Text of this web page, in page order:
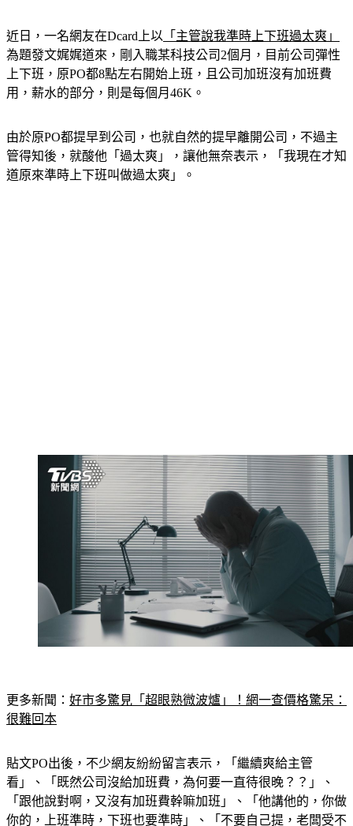
近日，一名網友在Dcard上以 「主管說我準時上下班過太爽」
為題發文娓娓道來，剛入職某科技公司2個月，目前公司彈性
上下班，原PO都8點左右開始上班，且公司加班沒有加班費
用，薪水的部分，則是每個月46K。
由於原PO都提早到公司，也就自然的提早離開公司，不過主
管得知後，就酸他「過太爽」，讓他無奈表示，「我現在才知
道原來準時上下班叫做過太爽」。
更多新聞： 好市多驚見「超眼熟微波爐」！網一查價格驚呆：
很難回本
貼文PO出後，不少網友紛紛留言表示，「繼續爽給主管
看」、「既然公司沒給加班費，為何要一直待很晚？？」、
「跟他說對啊，又沒有加班費幹嘛加班」、「他講他的，你做
你的，上班準時，下班也要準時」、「不要自己提，老闆受不